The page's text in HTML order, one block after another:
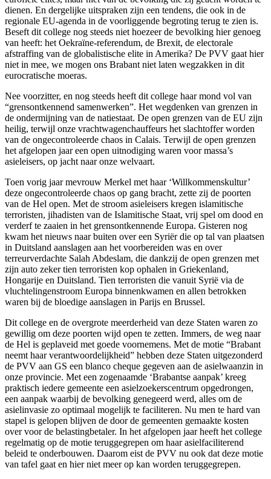
dienen. En dergelijke uitspraken zijn een tendens, die ook in de
regionale EU-agenda in de voorliggende begroting terug te zien is.
Beseft dit college nog steeds niet hoezeer de bevolking hier genoeg
van heeft: het Oekraïne-referendum, de Brexit, de electorale
afstraffing van de globalistische elite in Amerika? De PVV gaat hier
niet in mee, we mogen ons Brabant niet laten wegzakken in dit
eurocratische moeras.
Nee voorzitter, en nog steeds heeft dit college haar mond vol van
“grensontkennend samenwerken”. Het wegdenken van grenzen in
de ondermijning van de natiestaat. De open grenzen van de EU zijn
heilig, terwijl onze vrachtwagenchauffeurs het slachtoffer worden
van de ongecontroleerde chaos in Calais. Terwijl de open grenzen
het afgelopen jaar een open uitnodiging waren voor massa’s
asieleisers, op jacht naar onze welvaart.
Toen vorig jaar mevrouw Merkel met haar ‘Willkommenskultur’
deze ongecontroleerde chaos op gang bracht, zette zij de poorten
van de Hel open. Met de stroom asieleisers kregen islamitische
terroristen, jihadisten van de Islamitische Staat, vrij spel om dood en
verderf te zaaien in het grensontkennende Europa. Gisteren nog
kwam het nieuws naar buiten over een Syriër die op tal van plaatsen
in Duitsland aanslagen aan het voorbereiden was en over
terreurverdachte Salah Abdeslam, die dankzij de open grenzen met
zijn auto zeker tien terroristen kop ophalen in Griekenland,
Hongarije en Duitsland. Tien terroristen die vanuit Syrië via de
vluchtelingenstroom Europa binnenkwamen en allen betrokken
waren bij de bloedige aanslagen in Parijs en Brussel.
Dit college en de overgrote meerderheid van deze Staten waren zo
gewillig om deze poorten wijd open te zetten. Immers, de weg naar
de Hel is geplaveid met goede voornemens. Met de motie “Brabant
neemt haar verantwoordelijkheid” hebben deze Staten uitgezonderd
de PVV aan GS een blanco cheque gegeven aan de asielwaanzin in
onze provincie. Met een zogenaamde ‘Brabantse aanpak’ kreeg
praktisch iedere gemeente een asielzoekerscentrum opgedrongen,
een aanpak waarbij de bevolking genegeerd werd, alles om de
asielinvasie zo optimaal mogelijk te faciliteren. Nu men te hard van
stapel is gelopen blijven de door de gemeenten gemaakte kosten
over voor de belastingbetaler. In het afgelopen jaar heeft het college
regelmatig op de motie teruggegrepen om haar asielfaciliterend
beleid te onderbouwen. Daarom eist de PVV nu ook dat deze motie
van tafel gaat en hier niet meer op kan worden teruggegrepen.